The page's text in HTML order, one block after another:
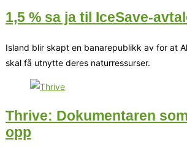
1,5 % sa ja til IceSave-
Island blir skapt en banarepublikk av for at
skal få utnytte deres naturressurser.
Thrive: Dokumentaren
opp